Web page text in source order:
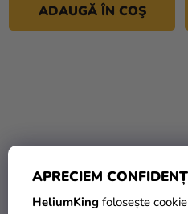
APRECIEM
HeliumKing folosește
ADAUGĂ ÎN COŞ